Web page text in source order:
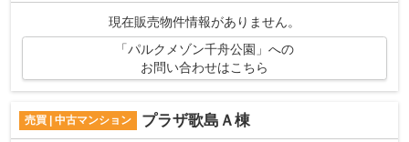
現在販売物件情報がありません。
「パルクメゾン千舟公園」への
お問い合わせはこちら
売買 | 中古マンション プラザ歌島Ａ棟